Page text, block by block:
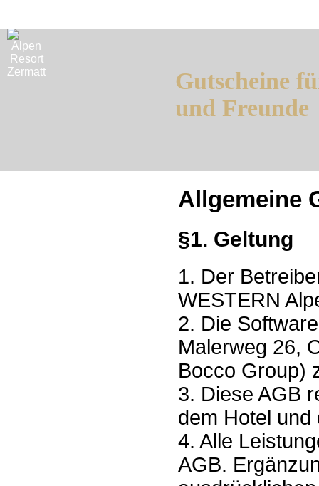
Gutscheine
und Freunde
Allgemeine
§1. Geltung
1. Der
WESTERN
2. Die
Malerweg 26,
Bocco Group)
3. Diese AGB
dem Hotel und
4. Alle
AGB.